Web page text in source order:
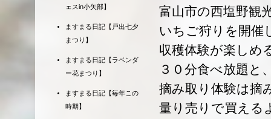
富山市の西塩野観
いちご狩りを開催
収穫体験が楽しめ
３０分食べ放題と
摘み取り体験は摘
量り売りで買える
ェスin小矢部】
ますまる日記【戸出七夕
まつり】
ますまる日記【ラベンダ
ー花まつり】
ますまる日記【毎年この
時期】